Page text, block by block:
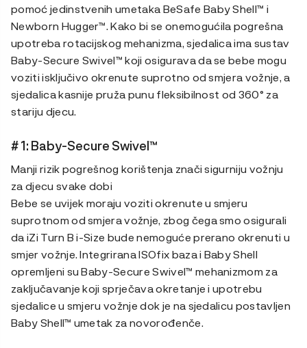
pomoć jedinstvenih umetaka BeSafe Baby Shell™ i
Newborn Hugger™. Kako bi se onemogućila pogrešna
upotreba rotacijskog mehanizma, sjedalica ima sustav
Baby-Secure Swivel™ koji osigurava da se bebe mogu
voziti isključivo okrenute suprotno od smjera vožnje, a
sjedalica kasnije pruža punu fleksibilnost od 360° za
stariju djecu.
# 1: Baby-Secure Swivel™
Manji rizik pogrešnog korištenja znači sigurniju vožnju
za djecu svake dobi
Bebe se uvijek moraju voziti okrenute u smjeru
suprotnom od smjera vožnje, zbog čega smo osigurali
da iZi Turn B i-Size bude nemoguće prerano okrenuti u
smjer vožnje. Integrirana ISOfix baza i Baby Shell
opremljeni su Baby-Secure Swivel™ mehanizmom za
zaključavanje koji sprječava okretanje i upotrebu
sjedalice u smjeru vožnje dok je na sjedalicu postavljen
Baby Shell™ umetak za novorođenče.